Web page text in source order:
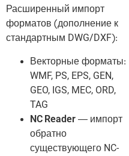
Расширенный импорт
форматов (дополнение к
стандартным DWG/DXF):
Векторные форматы:
WMF, PS, EPS, GEN,
GEO, IGS, MEC, ORD,
TAG
NC Reader — импорт
обратно
существующего NC-